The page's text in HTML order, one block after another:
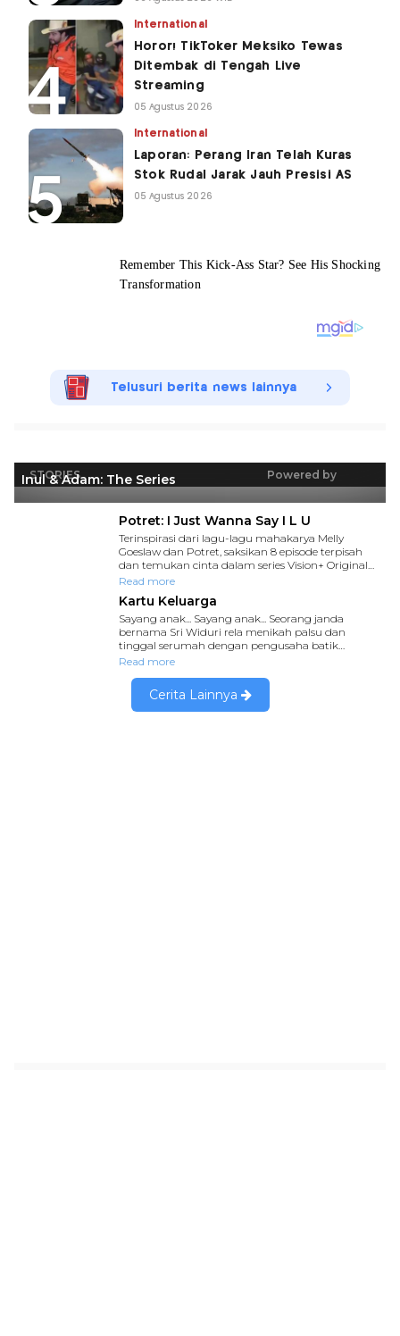
International
Horor! TikToker Meksiko Tewas
Ditembak di Tengah Live
Streaming
05 Agustus 2026
International
Laporan: Perang Iran Telah Kuras
Stok Rudal Jarak Jauh Presisi AS
05 Agustus 2026
Telusuri berita news lainnya